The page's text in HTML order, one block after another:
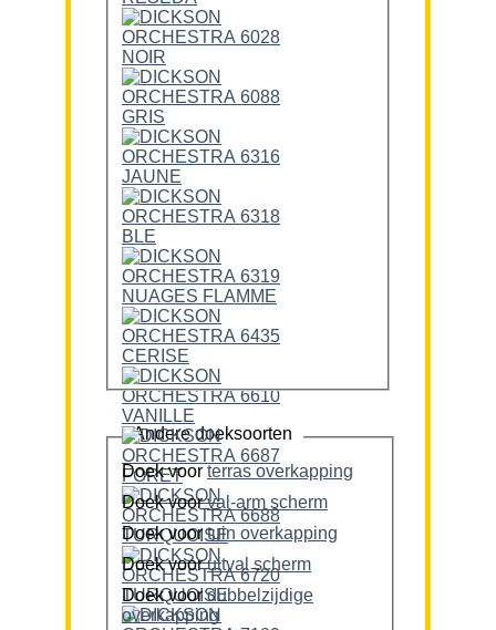
Andere doeksoorten
Doek voor terras overkapping
Doek voor
val-arm scherm
Doek voor
tuin overkapping
Doek voor
uitval scherm
Doek voordubbelzijdige
overkapping